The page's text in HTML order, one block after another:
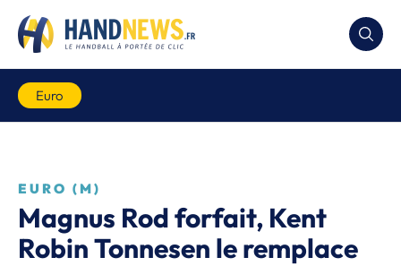
Euro
EURO (M)
Magnus Rod forfait, Kent
Robin Tonnesen le remplace